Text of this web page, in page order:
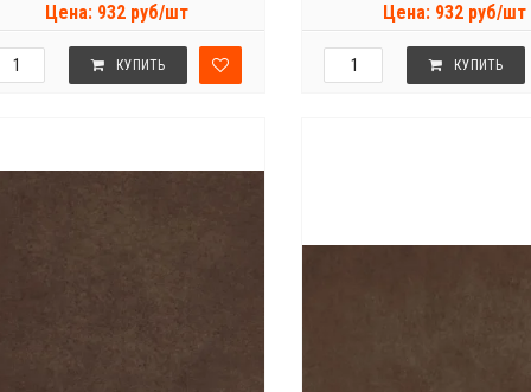
Цена: 932 руб/шт
КУПИТЬ
Цена: 932 руб/шт
КУПИТЬ